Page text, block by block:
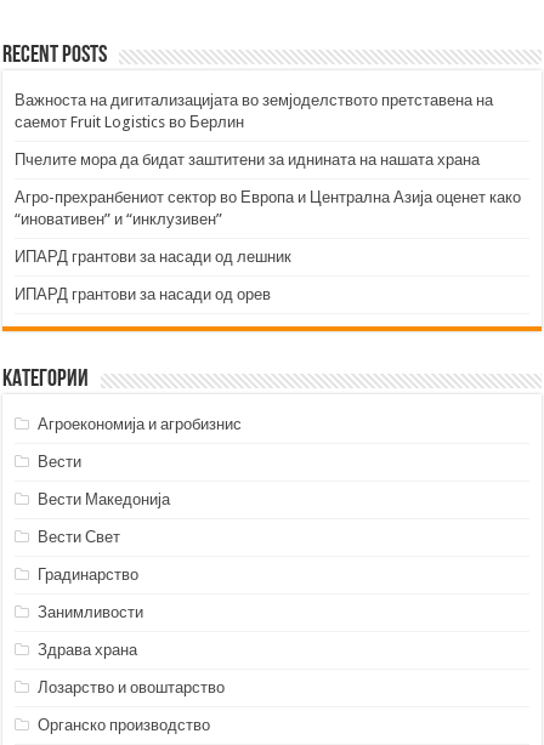
Recent Posts
Важноста на дигитализацијата во земјоделството претставена на
саемот Fruit Logistics во Берлин
Пчелите мора да бидат заштитени за иднината на нашата храна
Агро-прехранбениот сектор во Европа и Централна Азија оценет како
“иновативен” и “инклузивен”
ИПАРД грантови за насади од лешник
ИПАРД грантови за насади од орев
Категории
Агроекономија и агробизнис
Вести
Вести Македонија
Вести Свет
Градинарство
Занимливости
Здрава храна
Лозарство и овоштарство
Органско производство